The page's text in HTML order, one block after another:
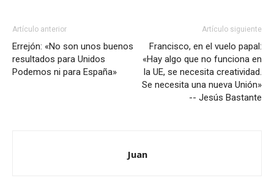
Artículo anterior
Errejón: «No son unos buenos
resultados para Unidos
Podemos ni para España»
Artículo siguiente
Francisco, en el vuelo papal:
«Hay algo que no funciona en
la UE, se necesita creatividad.
Se necesita una nueva Unión»
-- Jesús Bastante
Juan